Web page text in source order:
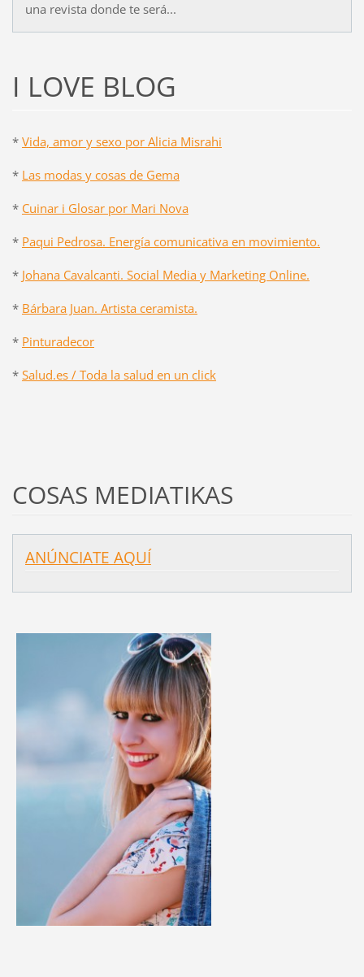
una revista donde te será...
I LOVE BLOG
* Vida, amor y sexo por Alicia Misrahi
* Las modas y cosas de Gema
* Cuinar i Glosar por Mari Nova
* Paqui Pedrosa. Energía comunicativa en movimiento.
* Johana Cavalcanti. Social Media y Marketing Online.
* Bárbara Juan. Artista ceramista.
* Pinturadecor
* Salud.es / Toda la salud en un click
COSAS MEDIATIKAS
ANÚNCIATE AQUÍ